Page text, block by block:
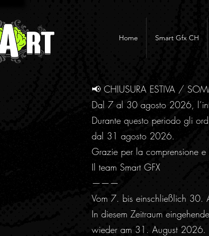
Home Smart Gfx CH
📢 CHIUSURA ESTIVA /
Dal 7 al 30 agosto 2026,
Durante questo periodo gli
dal 31 agosto 2026.
Grazie per la comprensione
Il team Smart GFX
———
Vom 7. bis einschließlich 30.
In diesem Zeitraum
wieder am 31. August 2026.